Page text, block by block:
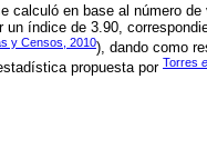
calculó en base al número
índice de 3.90,
y Censos, 2010), dando como
propuesta por Torres